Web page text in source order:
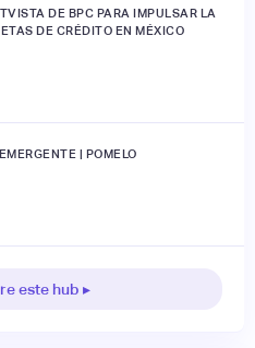
DE BPC PARA IMPULSAR LA
DE CRÉDITO EN MÉXICO
| POMELO
este hub ▸